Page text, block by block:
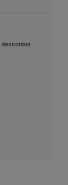
descontos